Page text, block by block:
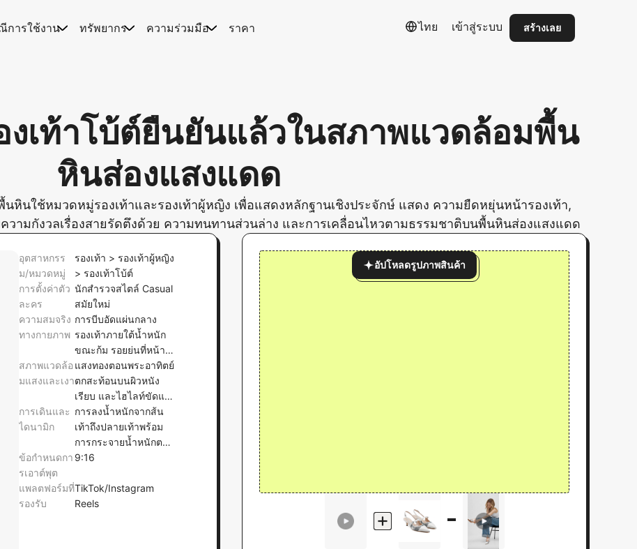
การใช้งาน ทรัพยากร ความร่วมมือ ราคา ไทย เข้าสู่ระบบ สร้างเลย
งเท้าโบ้ต์ยืนยันแล้วในสภาพแวดล้อมพื้น
หินส่องแสงแดด
หินใช้หมวดหมู่รองเท้าและรองเท้าผู้หญิง เพื่อแสดงหลักฐานเชิงประจักษ์ แสดง ความยืดหยุ่นหน้ารองเท้า,
ามกังวลเรื่องสายรัดตึงด้วย ความทนทานส่วนล่าง และการเคลื่อนไหวตามธรรมชาติบนพื้นหินส่องแสงแดด
อุตสาหกรร
ม/หมวดหมู่
รองเท้า > รองเท้าผู้หญิง
> รองเท้าโบ้ต์
การตั้งค่าตัว
ละคร
นักสำรวจสไตล์ Casual
สมัยใหม่
ความสมจริง
ทางกายภาพ
การบีบอัดแผ่นกลาง
รองเท้าภายใต้น้ำหนัก
ขณะก้ม รอยย่นที่หน้า
รองเท้าขณะเคลื่อนไหว
และแรงเสียดทานส่วน
ล่างบนพื้นหิน
สภาพแวดล้อ
มแสงและเงา
แสงทองตอนพระอาทิตย์
ตกสะท้อนบนผิวหนัง
เรียบ และไฮไลท์ขัดแย้ง
สูงบนถุงเท้าลายระบาย
การเดินและ
ไดนามิก
การลงน้ำหนักจากส้น
เท้าถึงปลายเท้าพร้อม
การกระจายน้ำหนักตาม
ธรรมชาติระหว่าง
เดิน
ข้อกำหนดกา
รเอาต์พุต
9:16
แพลตฟอร์มที่
รองรับ
TikTok/Instagram
Reels
อัปโหลดรูปภาพสินค้า